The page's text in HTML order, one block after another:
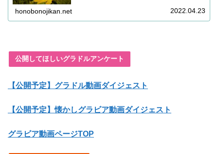
honobonojikan.net 2022.04.23
公開してほしいグラドルアンケート
【公開予定】グラドル動画ダイジェスト
【公開予定】懐かしグラビア動画ダイジェスト
グラビア動画ページTOP